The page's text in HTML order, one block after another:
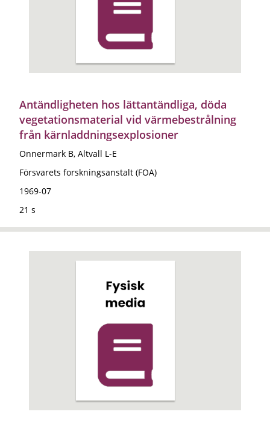
Antändligheten hos lättantändliga, döda
vegetationsmaterial vid värmebestrålning
från kärnladdningsexplosioner
Onnermark B, Altvall L-E
Försvarets forskningsanstalt (FOA)
1969-07
21 s